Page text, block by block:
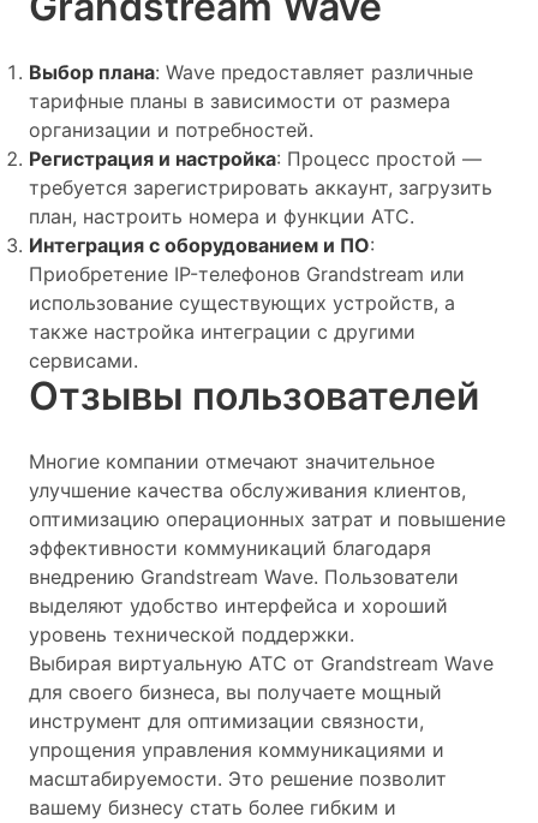
Выбор плана: Wave предоставляет различные
тарифные планы в зависимости от размера
организации и потребностей.
Регистрация и настройка: Процесс простой —
требуется зарегистрировать аккаунт, загрузить
план, настроить номера и функции АТС.
Интеграция с оборудованием и ПО:
Приобретение IP-телефонов Grandstream или
использование существующих устройств, а
также настройка интеграции с другими
сервисами.
Отзывы пользователей
Многие компании отмечают значительное
улучшение качества обслуживания клиентов,
оптимизацию операционных затрат и повышение
эффективности коммуникаций благодаря
внедрению Grandstream Wave. Пользователи
выделяют удобство интерфейса и хороший
уровень технической поддержки.
Выбирая виртуальную АТС от Grandstream Wave
для своего бизнеса, вы получаете мощный
инструмент для оптимизации связности,
упрощения управления коммуникациями и
масштабируемости. Это решение позволит
вашему бизнесу стать более гибким и